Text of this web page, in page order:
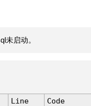
未启动。
Line
Code